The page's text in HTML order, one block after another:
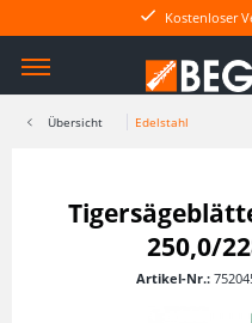
Kostenloser
Übersicht Edelstahl
250,0/
Artikel-Nr.: